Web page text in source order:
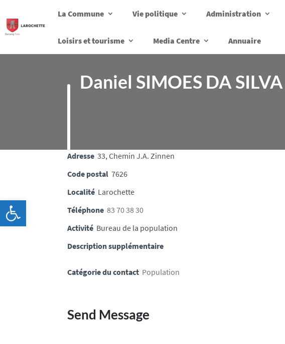
La Commune Vie politique Administration
Loisirs et tourisme Media Centre Annuaire
Daniel SIMOES DA SILVA
Adresse 33, Chemin J.A. Zinnen
Code postal 7626
Localité Larochette
Téléphone 83 70 38 30
Activité Bureau de la population
Description supplémentaire
Catégorie du contact Population
Send Message
Ouvrir la barre d’outils